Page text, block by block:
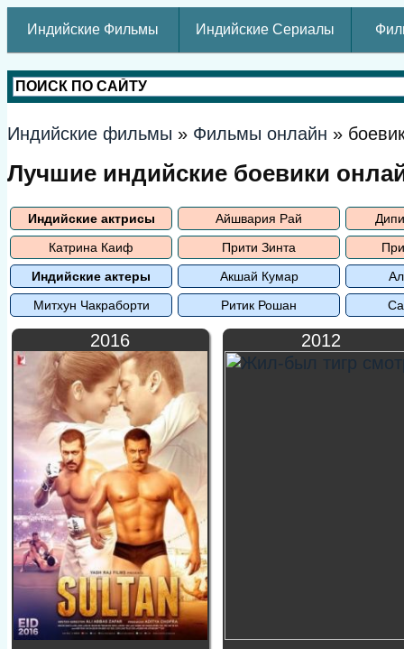
Индийские Фильмы Индийские Сериалы
Индийские фильмы » Фильмы онлайн »
Лучшие индийские боевики
Индийские актрисы Айшвария Рай
Катрина Каиф
Прити Зинта
Индийские актеры
Акшай Кумар
Митхун Чакраборти
Ритик Рошан
2016 2012